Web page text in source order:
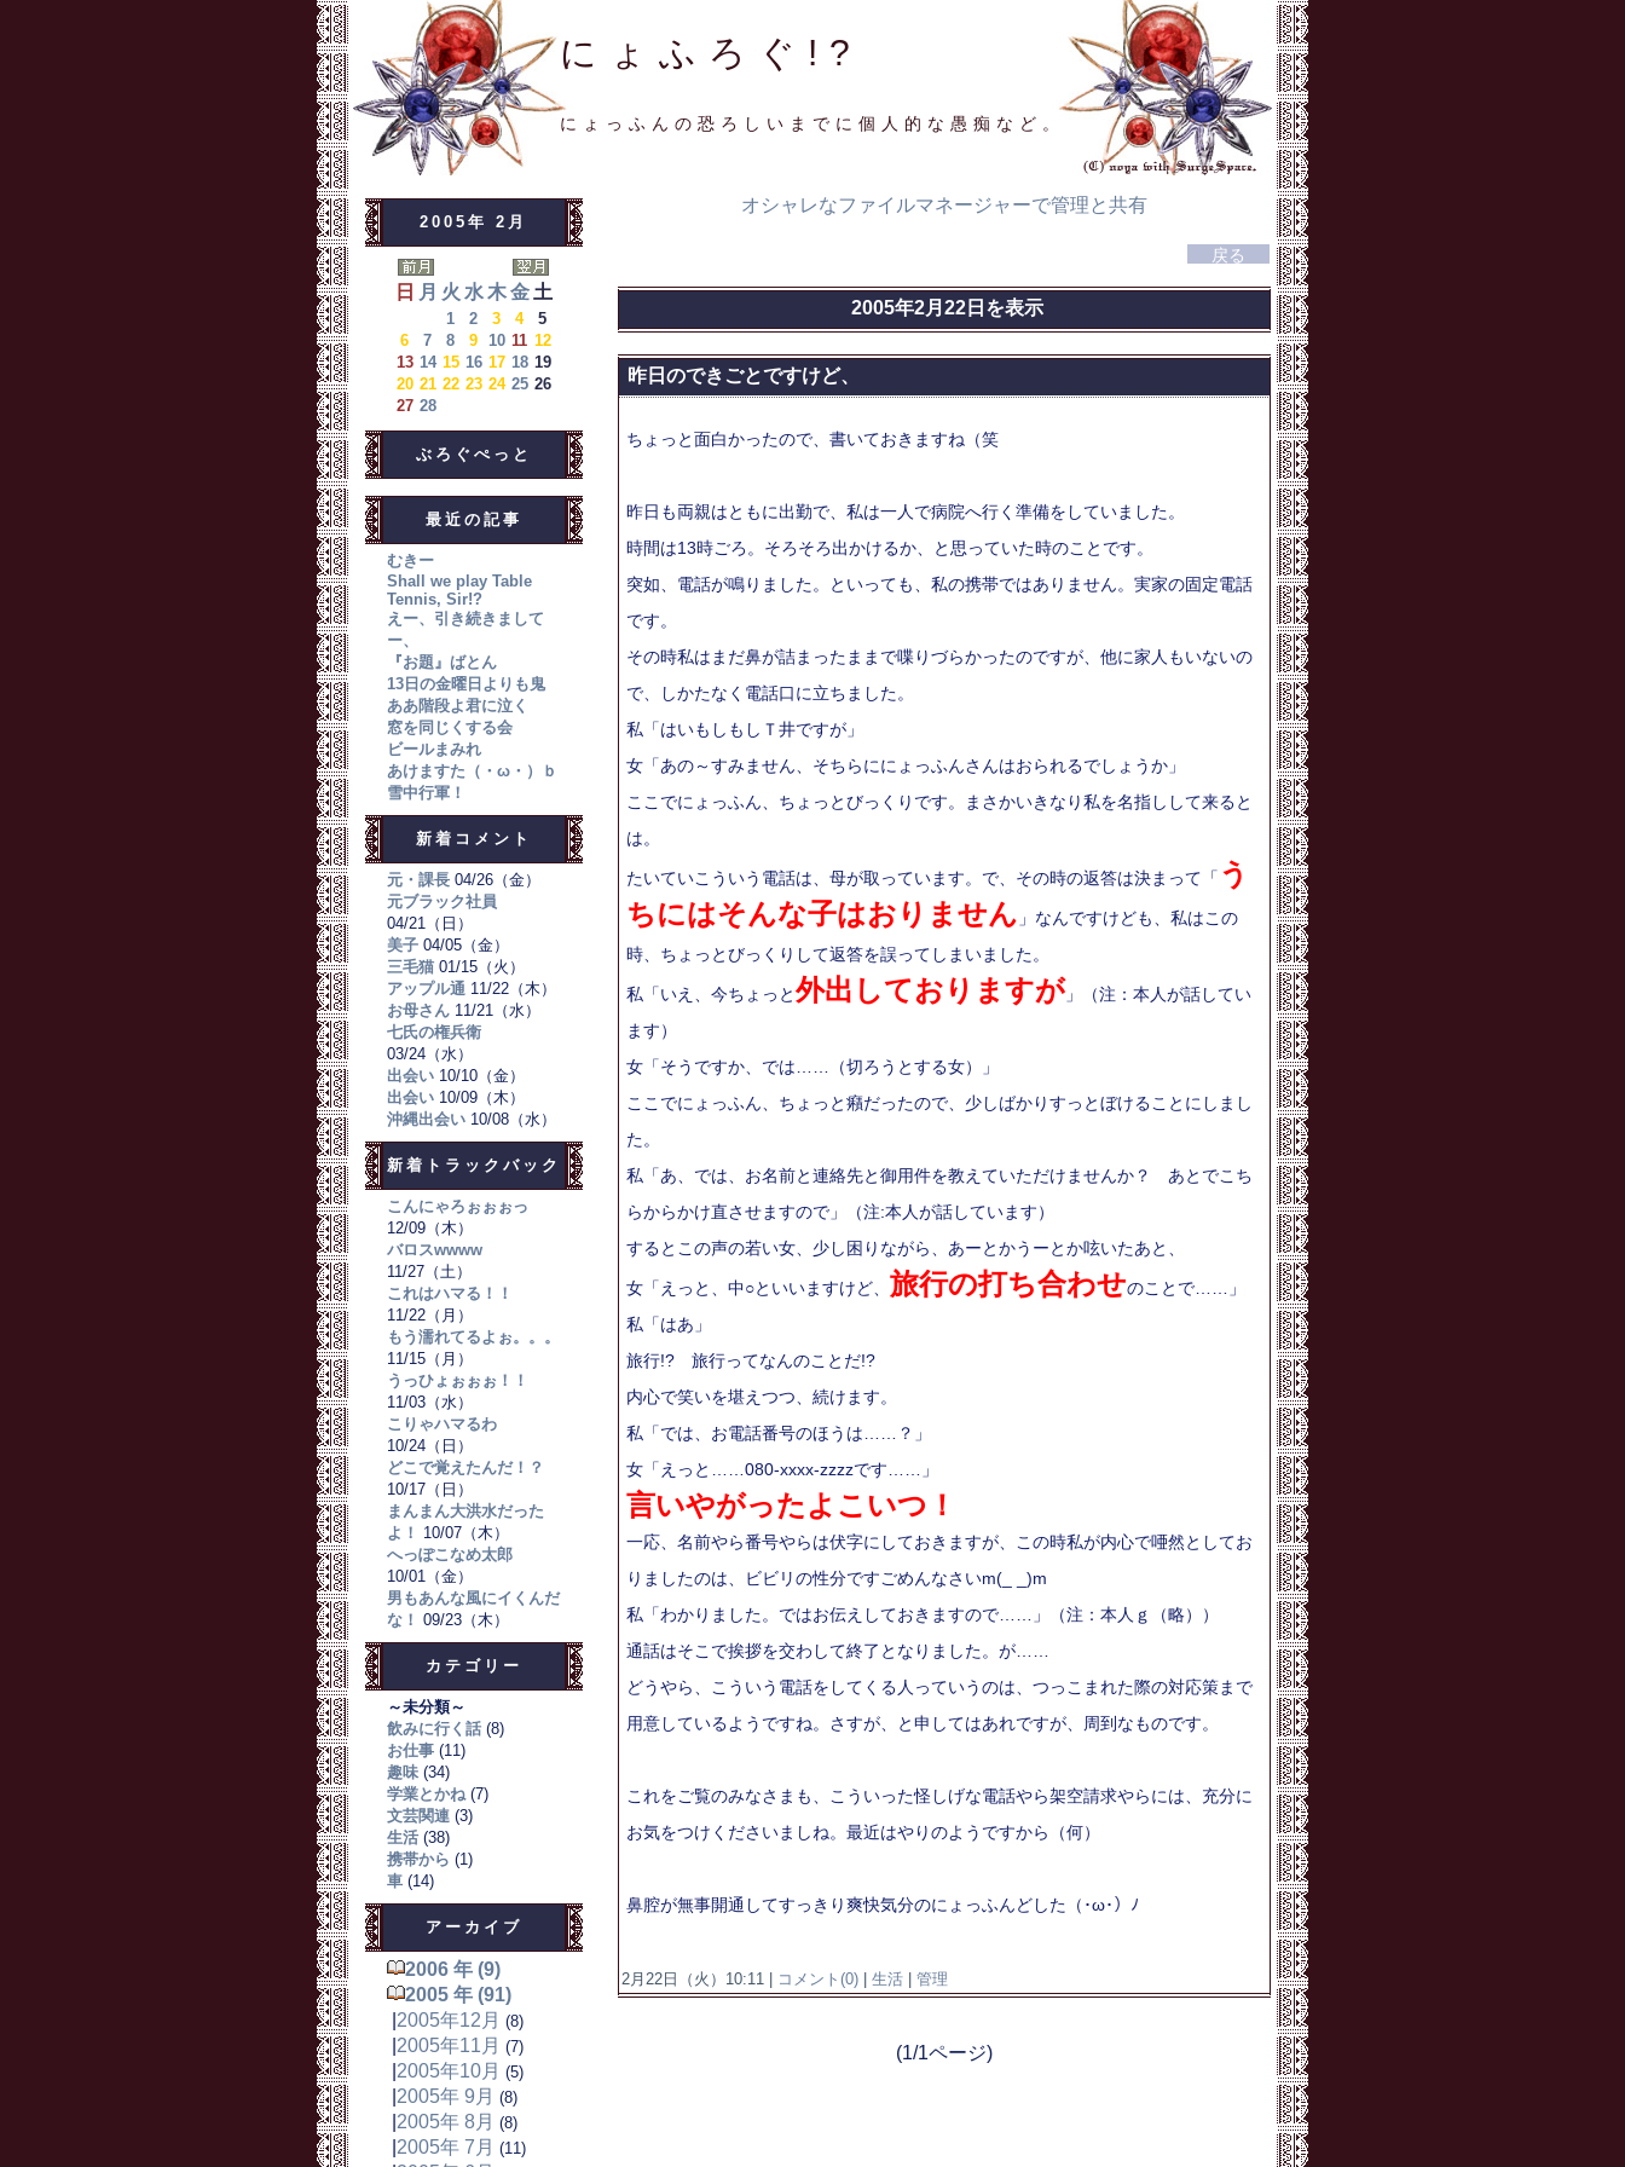
にょふろぐ!?
にょっふんの恐ろしいまでに個人的な愚痴など。
2005年 2月
日 月 火 水 木 金 土
1 2 3 4
5
6
7 8 9 10 11 12
13 14 15 16 17 18 19
20 21 22 23 24 25 26
27 28
ぶろぐぺっと
最近の記事
むきー
Shall we play Table
Tennis, Sir!?
えー、引き続きまして
ー、
『お題』ばとん
13日の金曜日よりも鬼
ああ階段よ君に泣く
窓を同じくする会
ビールまみれ
あけますた（・ω・）ｂ
雪中行軍！
新着コメント
元・課長04/26（金）
元ブラック社員
04/21（日）
美子04/05（金）
三毛猫01/15（火）
アップル通11/22（木）
お母さん11/21（水）
七氏の権兵衛
03/24（水）
出会い10/10（金）
出会い10/09（木）
沖縄出会い10/08（水）
新着トラックバック
こんにゃろぉぉぉっ
12/09（木）
バロスwwww
11/27（土）
これはハマる！！
11/22（月）
もう濡れてるよぉ。。。
11/15（月）
うっひょぉぉぉ！！
11/03（水）
こりゃハマるわ
10/24（日）
どこで覚えたんだ！？
10/17（日）
まんまん大洪水だった
よ！
10/07（木）
へっぽこなめ太郎
10/01（金）
男もあんな風にイくんだ
な！ 09/23（木）
カテゴリー
～未分類～
飲みに行く話 (8)
お仕事 (11)
趣味 (34)
学業とかね (7)
文芸関連 (3)
生活 (38)
携帯から (1)
車 (14)
アーカイブ
2006 年 (9)
2005 年 (91)
2005年12月 (8)
2005年11月 (7)
2005年10月 (5)
2005年 9月 (8)
2005年 8月 (8)
2005年 7月 (11)
オシャレなファイルマネージャーで管理と共有
2005年2月22日を表示
昨日のできごとですけど、
ちょっと面白かったので、書いておきますね（笑
昨日も両親はともに出勤で、私は一人で病院へ行く準備をしていました。
時間は13時ごろ。そろそろ出かけるか、と思っていた時のことです。
突如、電話が鳴りました。といっても、私の携帯ではありません。実家の固定電話
です。
その時私はまだ鼻が詰まったままで喋りづらかったのですが、他に家人もいないの
で、しかたなく電話口に立ちました。
私「はいもしもしＴ井ですが」
女「あの～すみません、そちらににょっふんさんはおられるでしょうか」
ここでにょっふん、ちょっとびっくりです。まさかいきなり私を名指しして来ると
は。
たいていこういう電話は、母が取っています。で、その時の返答は決まって「 う
ちにはそんな子はおりません 」なんですけども、私はこの
時、ちょっとびっくりして返答を誤ってしまいました。
私「いえ、今ちょっと外出しておりますが 」（注：本人が話してい
ます）
女「そうですか、では……（切ろうとする女）」
ここでにょっふん、ちょっと癪だったので、少しばかりすっとぼけることにしまし
た。
私「あ、では、お名前と連絡先と御用件を教えていただけませんか？ あとでこち
らからかけ直させますので」（注:本人が話しています）
するとこの声の若い女、少し困りながら、あーとかうーとか呟いたあと、
女「えっと、中○といいますけど、 旅行の打ち合わせのことで……」
私「はあ」
旅行!? 旅行ってなんのことだ!?
内心で笑いを堪えつつ、続けます。
私「では、お電話番号のほうは……？」
女「えっと……080-xxxx-zzzzです……」
言いやがったよこいつ！
一応、名前やら番号やらは伏字にしておきますが、この時私が内心で唖然としてお
りましたのは、ビビリの性分ですごめんなさいm(_ _)m
私「わかりました。ではお伝えしておきますので……」（注：本人ｇ（略））
通話はそこで挨拶を交わして終了となりました。が……
どうやら、こういう電話をしてくる人っていうのは、つっこまれた際の対応策まで
用意しているようですね。さすが、と申してはあれですが、周到なものです。
これをご覧のみなさまも、こういった怪しげな電話やら架空請求やらには、充分に
お気をつけくださいましね。最近はやりのようですから（何）
鼻腔が無事開通してすっきり爽快気分のにょっふんどした（･ω･）ﾉ
2月22日（火）10:11 | コメント(0) 生活 管理
(1/1ページ)